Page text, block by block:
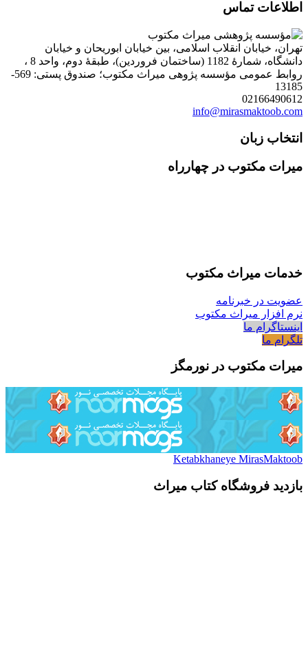
اطلاعات تماس
تهران، خیابان انقلاب اسلامی، بین خیابان ابوریحان و خیابان
دانشگاه، شمارۀ 1182 (ساختمان فروردین)، طبقۀ دوم، واحد 8 ،
روابط عمومی مؤسسه پژوهی میراث مکتوب؛ صندوق پستی: 569-
13185
02166490612
info@mirasmaktoob.com
انتخاب زبان
میرات مکتوب در چهارراه
خدمات میراث مکتوب
عضویت در خبرنامه
نرم افزار میراث مکتوب
اینستاگرام ما
تلگرام ما
میرات مکتوب در نورمگز
Ketabkhaneye MirasMaktoob
بازدید فروشگاه کتاب میراث